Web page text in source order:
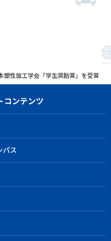
塑性加工学会「学生奨励賞」を受賞
コンテンツ
パス